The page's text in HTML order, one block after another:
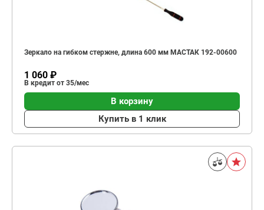
Зеркало на гибком стержне, длина 600 мм МАСТАК 192-00600
1 060 ₽
В кредит от 35/мес
В корзину
Купить в 1 клик